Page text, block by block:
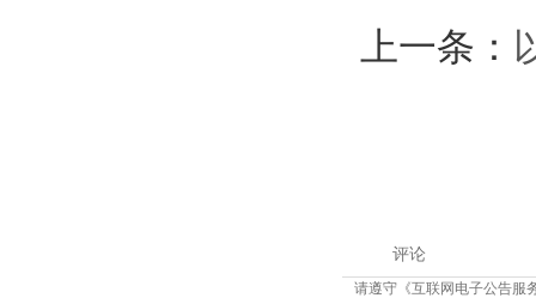
上一条：
评论
请遵守《互联网电子公告服